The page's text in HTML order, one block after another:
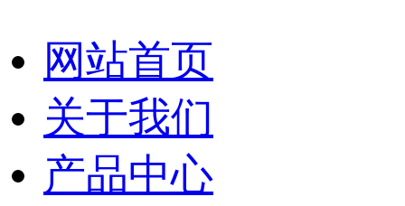
网站首页
关于我们
产品中心